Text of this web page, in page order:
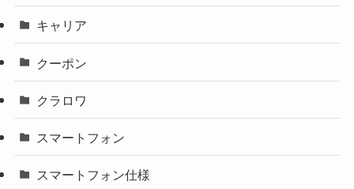
キャリア
クーポン
クラロワ
スマートフォン
スマートフォン仕様